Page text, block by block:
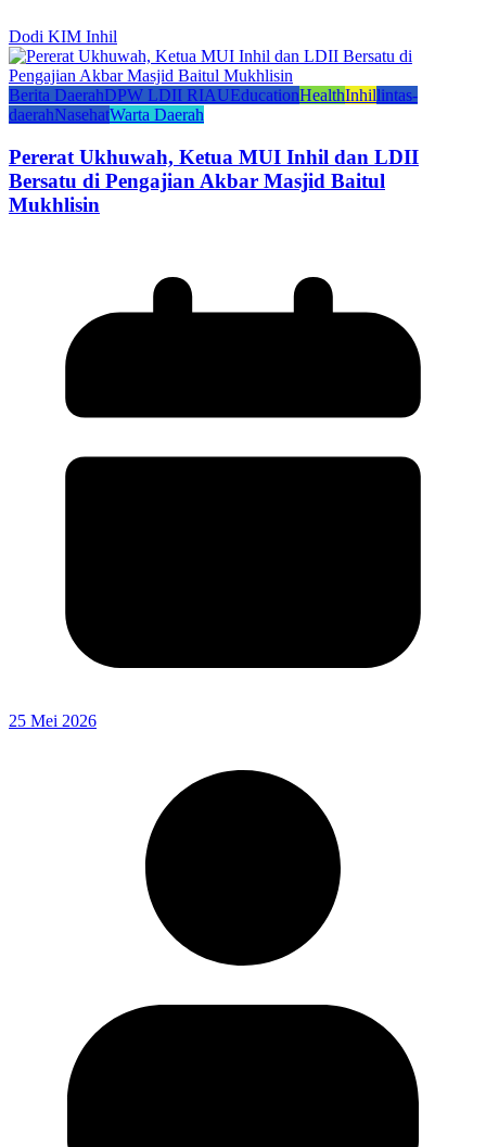
Dodi KIM Inhil
Berita DaerahDPW LDII RIAUEducationHealthInhillintas-
daerahNasehatWarta Daerah
Pererat Ukhuwah, Ketua MUI Inhil dan LDII
Bersatu di Pengajian Akbar Masjid Baitul
Mukhlisin
25 Mei 2026